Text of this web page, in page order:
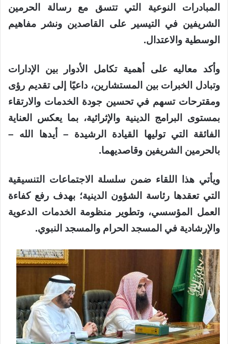
المبادرات النوعية التي تتسق مع رسالة الحرمين
الشريفين في التيسير على القاصدين ونشر مفاهيم
الوسطية والاعتدال.
وأكد معاليه على أهمية تكامل الأدوار بين الإدارات
وتبادل الخبرات بين المستشارين، داعيًا إلى تقديم رؤى
ومقترحات تسهم في تحسين جودة الخدمات والارتقاء
بمستوى البرامج الدينية والإثرائية، بما يعكس العناية
الفائقة التي توليها القيادة الرشيدة – أيدها الله –
بالحرمين الشريفين وقاصديهما.
ويأتي هذا اللقاء ضمن سلسلة الاجتماعات التنسيقية
التي تعقدها رئاسة الشؤون الدينية؛ بهدف رفع كفاءة
العمل المؤسسي، وتطوير منظومة الخدمات الدعوية
والإرشادية في المسجد الحرام والمسجد النبوي.